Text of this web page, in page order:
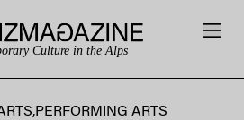
Culture in the Alps
,PERFORMING ARTS